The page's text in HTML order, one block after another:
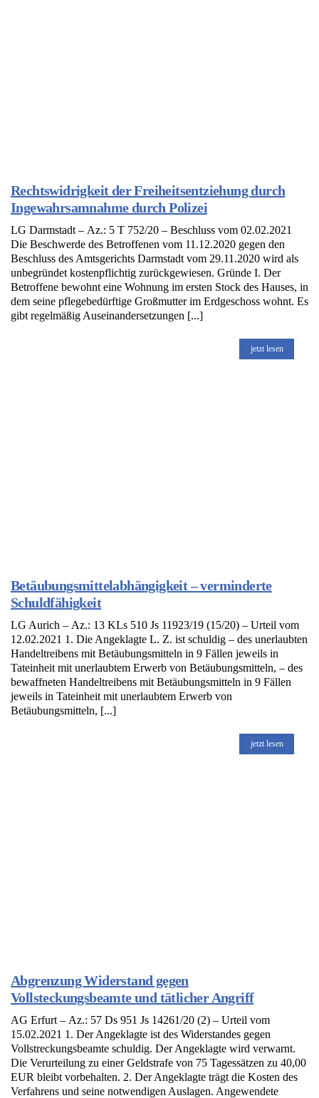
Rechtswidrigkeit der Freiheitsentziehung durch
Ingewahrsamnahme durch Polizei
LG Darmstadt – Az.: 5 T 752/20 – Beschluss vom 02.02.2021
Die Beschwerde des Betroffenen vom 11.12.2020 gegen den
Beschluss des Amtsgerichts Darmstadt vom 29.11.2020 wird als
unbegründet kostenpflichtig zurückgewiesen. Gründe I. Der
Betroffene bewohnt eine Wohnung im ersten Stock des Hauses, in
dem seine pflegebedürftige Großmutter im Erdgeschoss wohnt. Es
gibt regelmäßig Auseinandersetzungen [...]
jetzt lesen
Betäubungsmittelabhängigkeit – verminderte
Schuldfähigkeit
LG Aurich – Az.: 13 KLs 510 Js 11923/19 (15/20) – Urteil vom
12.02.2021 1. Die Angeklagte L. Z. ist schuldig – des unerlaubten
Handeltreibens mit Betäubungsmitteln in 9 Fällen jeweils in
Tateinheit mit unerlaubtem Erwerb von Betäubungsmitteln, – des
bewaffneten Handeltreibens mit Betäubungsmitteln in 9 Fällen
jeweils in Tateinheit mit unerlaubtem Erwerb von
Betäubungsmitteln, [...]
jetzt lesen
Abgrenzung Widerstand gegen
Vollsteckungsbeamte und tätlicher Angriff
AG Erfurt – Az.: 57 Ds 951 Js 14261/20 (2) – Urteil vom
15.02.2021 1. Der Angeklagte ist des Widerstandes gegen
Vollstreckungsbeamte schuldig. Der Angeklagte wird verwarnt.
Die Verurteilung zu einer Geldstrafe von 75 Tagessätzen zu 40,00
EUR bleibt vorbehalten. 2. Der Angeklagte trägt die Kosten des
Verfahrens und seine notwendigen Auslagen. Angewendete